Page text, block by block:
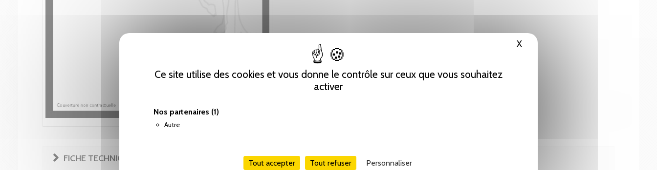
Ce site utilise des cookies et vous donne le contrôle sur ceux que vous souhaitez
activer
Nos partenaires (1)
Autre
Tout accepter Tout refuser Personnaliser
X Masquer le bandeau des cookies
FICHE TECHNIQUE